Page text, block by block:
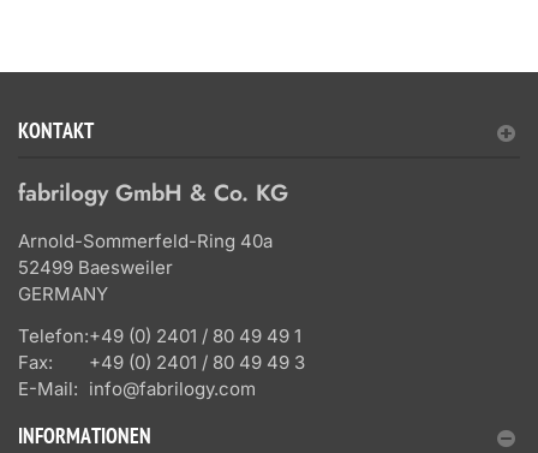
KONTAKT
fabrilogy GmbH & Co. KG
Arnold-Sommerfeld-Ring 40a
52499 Baesweiler
GERMANY
Telefon:+49 (0) 2401 / 80 49 49 1
Fax:
+49 (0) 2401 / 80 49 49 3
E-Mail: info@fabrilogy.com
INFORMATIONEN